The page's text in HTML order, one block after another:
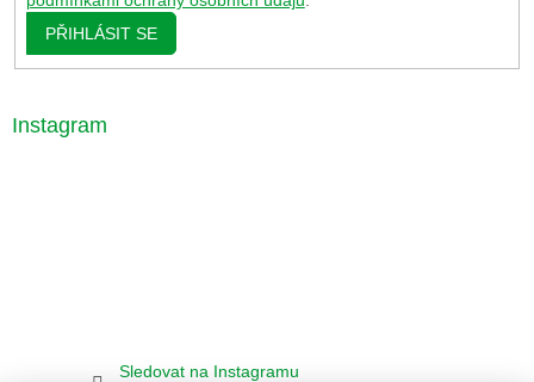
PŘIHLÁSIT SE
Instagram
Sledovat na Instagramu